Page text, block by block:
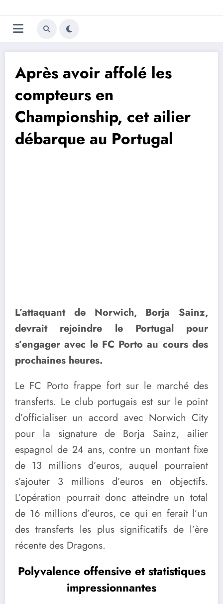
au
contenu
Trivela
L'actualité du football
Après avoir affolé les
compteurs en
Championship, cet ailier
débarque au Portugal
L’attaquant de Norwich, Borja Sainz,
devrait rejoindre le Portugal pour
s’engager avec le FC Porto au cours des
prochaines heures.
Le FC Porto frappe fort sur le marché des
transferts. Le club portugais est sur le point
d’officialiser un accord avec Norwich City
pour la signature de Borja Sainz, ailier
espagnol de 24 ans, contre un montant fixe
de 13 millions d’euros, auquel pourraient
s’ajouter 3 millions d’euros en objectifs.
L’opération pourrait donc atteindre un total
de 16 millions d’euros, ce qui en ferait l’un
des transferts les plus significatifs de l’ère
récente des Dragons.
Polyvalence offensive et statistiques
impressionnantes